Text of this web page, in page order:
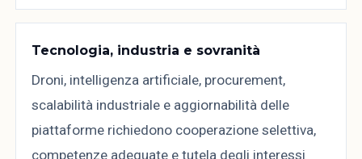
Tecnologia, industria e sovranità
Droni, intelligenza artificiale, procurement,
scalabilità industriale e aggiornabilità delle
piattaforme richiedono cooperazione selettiva,
competenze adeguate e tutela degli interessi